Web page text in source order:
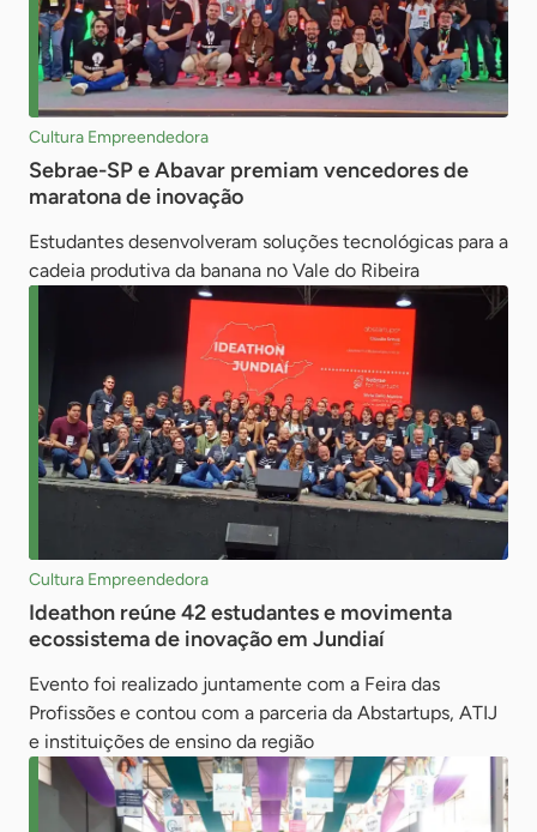
Cultura Empreendedora
Sebrae-SP e Abavar premiam vencedores de
maratona de inovação
Estudantes desenvolveram soluções tecnológicas para a
cadeia produtiva da banana no Vale do Ribeira
Cultura Empreendedora
Ideathon reúne 42 estudantes e movimenta
ecossistema de inovação em Jundiaí
Evento foi realizado juntamente com a Feira das
Profissões e contou com a parceria da Abstartups, ATIJ
e instituições de ensino da região